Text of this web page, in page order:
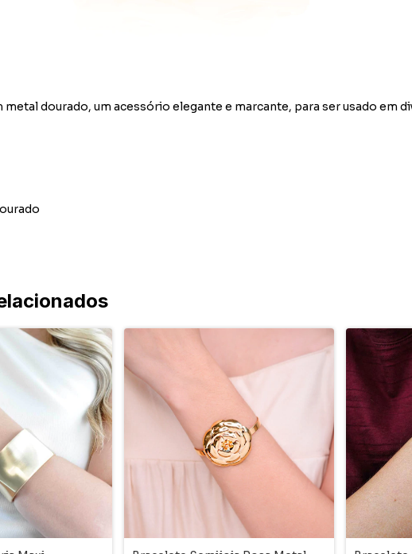
metal dourado, um acessório elegante e marcante, para ser usado em